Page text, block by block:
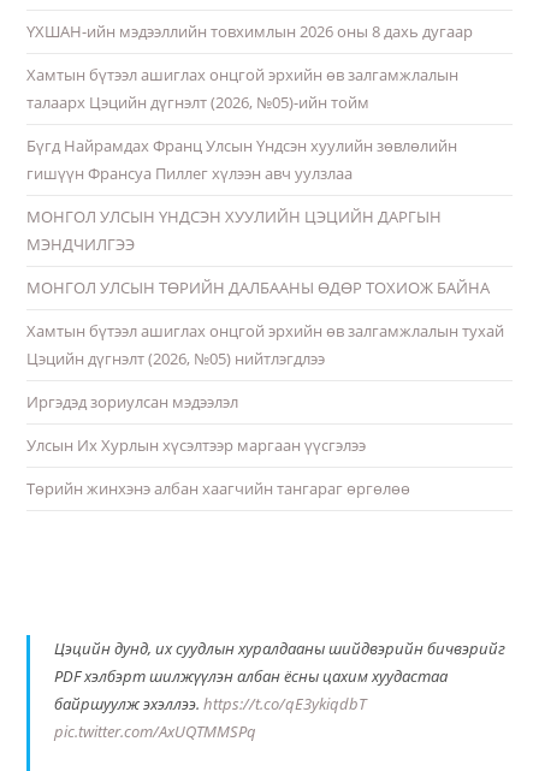
ҮХШАН-ийн мэдээллийн товхимлын 2026 оны 8 дахь дугаар
Хамтын бүтээл ашиглах онцгой эрхийн өв залгамжлалын
талаарх Цэцийн дүгнэлт (2026, №05)-ийн тойм
Бүгд Найрамдах Франц Улсын Үндсэн хуулийн зөвлөлийн
гишүүн Франсуа Пиллег хүлээн авч уулзлаа
МОНГОЛ УЛСЫН ҮНДСЭН ХУУЛИЙН ЦЭЦИЙН ДАРГЫН
МЭНДЧИЛГЭЭ
МОНГОЛ УЛСЫН ТӨРИЙН ДАЛБААНЫ ӨДӨР ТОХИОЖ БАЙНА
Хамтын бүтээл ашиглах онцгой эрхийн өв залгамжлалын тухай
Цэцийн дүгнэлт (2026, №05) нийтлэгдлээ
Иргэдэд зориулсан мэдээлэл
Улсын Их Хурлын хүсэлтээр маргаан үүсгэлээ
Төрийн жинхэнэ албан хаагчийн тангараг өргөлөө
Цэцийн дунд, их суудлын хуралдааны шийдвэрийн бичвэрийг
PDF хэлбэрт шилжүүлэн албан ёсны цахим хуудастаа
байршуулж эхэллээ.https://t.co/qE3ykiqdbT
pic.twitter.com/AxUQTMMSPq